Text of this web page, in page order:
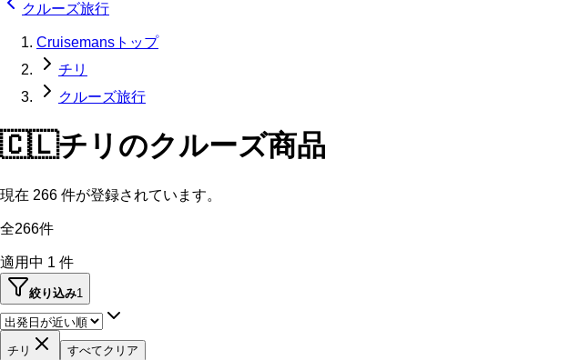
クルーズ旅行
Cruisemansトップ
チリ
クルーズ旅行
🇨🇱チリのクルーズ商品
現在 266 件が登録されています。
全266件
適用中 1 件
絞り込み1
チリ すべてクリア